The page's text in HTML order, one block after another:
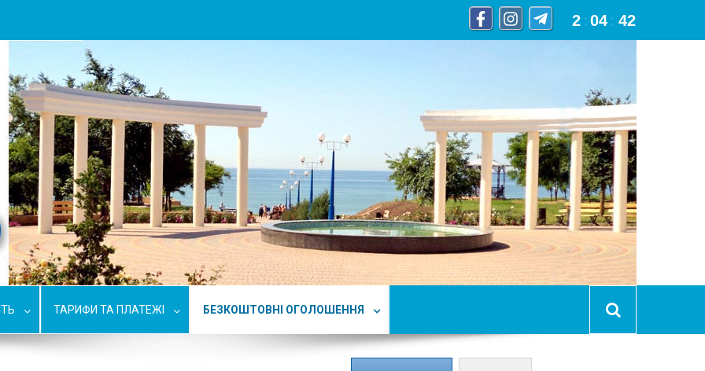
2 :04 : 43
ТАРИФИ ТА ПЛАТЕЖІ БЕЗКОШТОВНІ ОГОЛОШЕННЯ